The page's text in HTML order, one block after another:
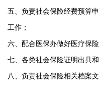
五、负责社会保险经费预算
工作；
六、配合医保办做好医疗保险
七、各类社会保险证明出具
八、负责社会保险相关档案